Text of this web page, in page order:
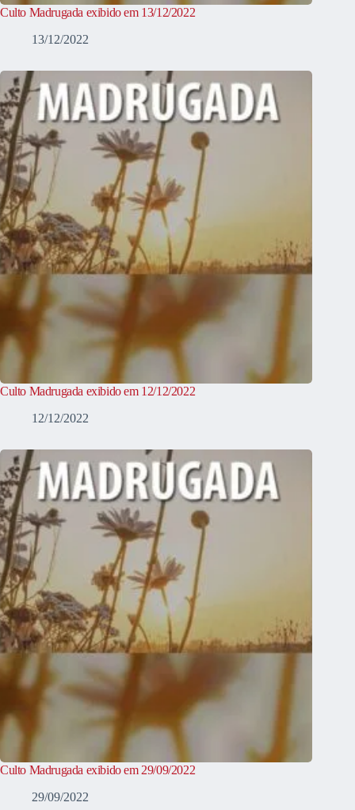
Culto Madrugada exibido em 13/12/2022
13/12/2022
Culto Madrugada exibido em 12/12/2022
12/12/2022
Culto Madrugada exibido em 29/09/2022
29/09/2022